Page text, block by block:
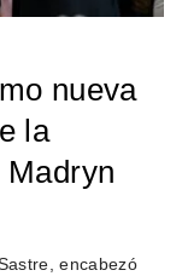
nueva
la
encabezó